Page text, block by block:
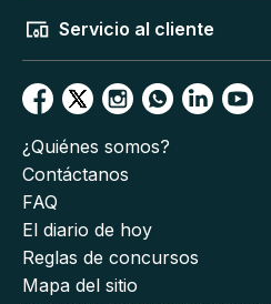
Servicio al cliente
¿Quiénes somos?
Contáctanos
FAQ
El diario de hoy
Reglas de concursos
Mapa del sitio